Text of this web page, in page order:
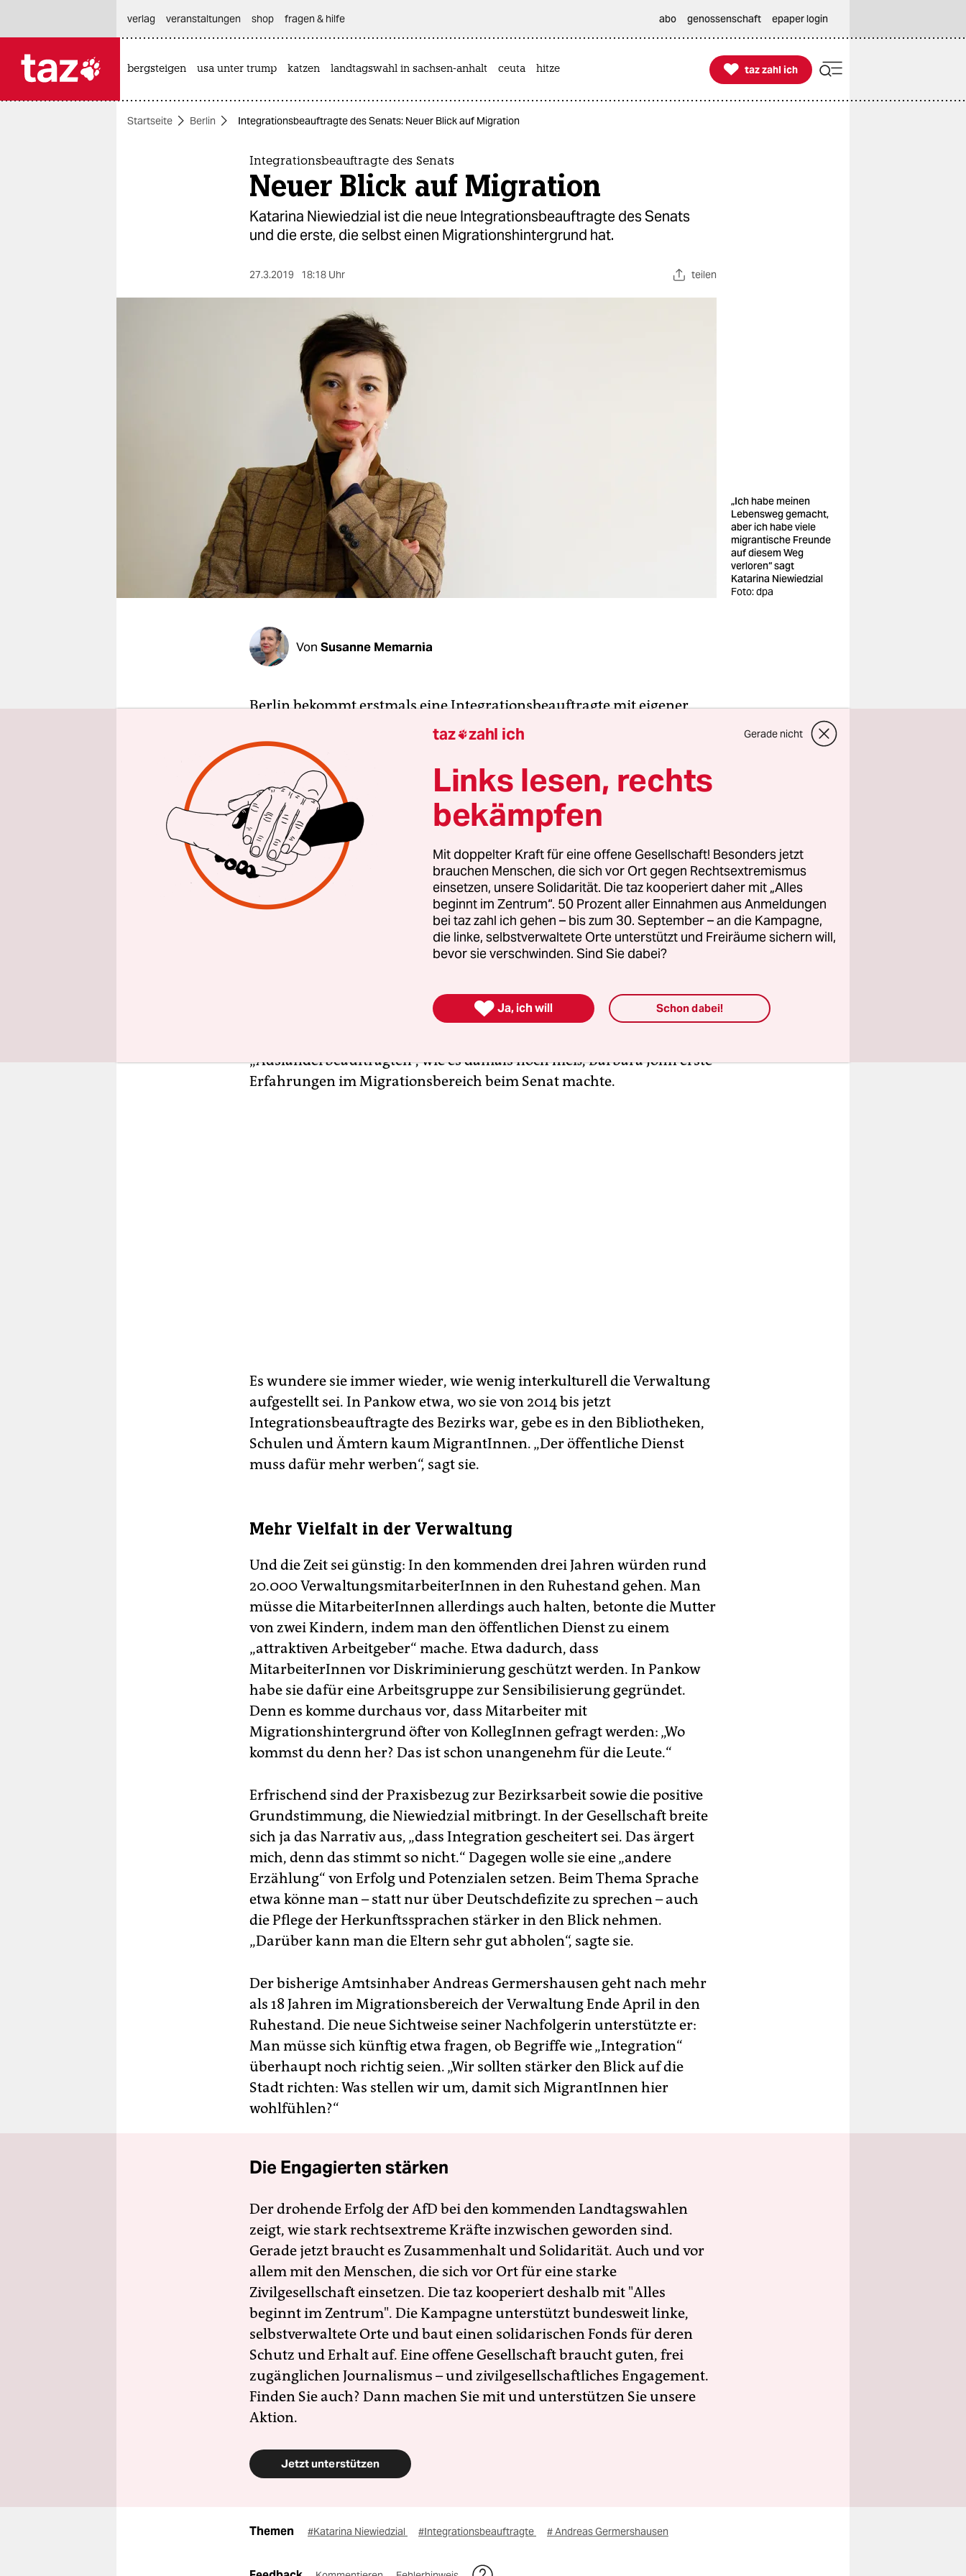
themen
unterstützen
verlag
veranstaltungen shop fragen & hilfe abo genossenschaft epaper login
bergsteigen usa unter trump katzen landtagswahl in sachsen-anhalt ceuta hitze 
taz zahl ich
taz zahl ich
Startseite Berlin Integrationsbeauftragte des Senats: Neuer Blick auf Migration
Integrationsbeauftragte des Senats
Neuer Blick auf Migration
Katarina Niewiedzial ist die neue Integrationsbeauftragte des Senats
und die erste, die selbst einen Migrationshintergrund hat.
27.3.2019 18:18 Uhr teilen
„Ich habe meinen
Lebensweg gemacht,
aber ich habe viele
migrantische Freunde
auf diesem Weg
verloren“ sagt
Katarina Niewiedzial
Foto: dpa
Von Susanne Memarnia
Berlin bekommt erstmals eine Integrationsbeauftragte mit eigener
Migrationsgeschichte. Katarina Niewiedzial ist gebürtige Polin und
kam mit 12 Jahren mit ihrer Familie nach Deutschland. Im
Erstaufnahmelager Friedland, in einer Willkommensklasse und ohne
Deutschkenntnisse habe sie angefangen, erklärte die neu ernannte
Beauftragte des Senats für Integration und Migration am Mittwoch bei
ihrer Vorstellung. „Ich habe meinen Lebensweg gemacht, aber ich habe
viele migrantische Freunde auf diesem Weg verloren.“ Denn Migration
habe in Deutschland „viel mit Glück und Zufall zu tun“, sagte die 41-
Jährige. Die Überzeugung, dass dies nicht so sein sollte, habe sie dazu
gebracht, auf diesem Feld zu arbeiten.
Dass die studierte Politikwissenschaftlerin frischen Wind in die
deutlich. Zum einen wolle sie dafür sorgen, „dass Menschen mit
Migrationshintergrund den öffentlichen Dienst als Arbeitgeber
„Ausländerbeauftragten“, wie es damals noch hieß, Barbara John erste
Erfahrungen im Migrationsbereich beim Senat machte.
Es wundere sie immer wieder, wie wenig interkulturell die Verwaltung
aufgestellt sei. In Pankow etwa, wo sie von 2014 bis jetzt
Integrationsbeauftragte des Bezirks war, gebe es in den Bibliotheken,
Schulen und Ämtern kaum MigrantInnen. „Der öffentliche Dienst
muss dafür mehr werben“, sagt sie.
Mehr Vielfalt in der Verwaltung
Und die Zeit sei günstig: In den kommenden drei Jahren würden rund
20.000 VerwaltungsmitarbeiterInnen in den Ruhestand gehen. Man
müsse die MitarbeiterInnen allerdings auch halten, betonte die Mutter
von zwei Kindern, indem man den öffentlichen Dienst zu einem
„attraktiven Arbeitgeber“ mache. Etwa dadurch, dass
MitarbeiterInnen vor Diskriminierung geschützt werden. In Pankow
habe sie dafür eine Arbeitsgruppe zur Sensibilisierung gegründet.
Denn es komme durchaus vor, dass Mitarbeiter mit
Migrationshintergrund öfter von KollegInnen gefragt werden: „Wo
kommst du denn her? Das ist schon unangenehm für die Leute.“
Erfrischend sind der Praxisbezug zur Bezirksarbeit sowie die positive
Grundstimmung, die Niewiedzial mitbringt. In der Gesellschaft breite
sich ja das Narrativ aus, „dass Integration gescheitert sei. Das ärgert
mich, denn das stimmt so nicht.“ Dagegen wolle sie eine „andere
Erzählung“ von Erfolg und Potenzialen setzen. Beim Thema Sprache
etwa könne man – statt nur über Deutschdefizite zu sprechen – auch
die Pflege der Herkunftssprachen stärker in den Blick nehmen.
„Darüber kann man die Eltern sehr gut abholen“, sagte sie.
Der bisherige Amtsinhaber Andreas Germershausen geht nach mehr
als 18 Jahren im Migrationsbereich der Verwaltung Ende April in den
Ruhestand. Die neue Sichtweise seiner Nachfolgerin unterstützte er:
Man müsse sich künftig etwa fragen, ob Begriffe wie „Integra­tion“
überhaupt noch richtig seien. „Wir sollten stärker den Blick auf die
Stadt richten: Was stellen wir um, damit sich MigrantInnen hier
wohlfühlen?“
Die Engagierten stärken
Der drohende Erfolg der AfD bei den kommenden Landtagswahlen
zeigt, wie stark rechtsextreme Kräfte inzwischen geworden sind.
Gerade jetzt braucht es Zusammenhalt und Solidarität. Auch und vor
allem mit den Menschen, die sich vor Ort für eine starke
Zivilgesellschaft einsetzen. Die taz kooperiert deshalb mit "Alles
beginnt im Zentrum". Die Kampagne unterstützt bundesweit linke,
selbstverwaltete Orte und baut einen solidarischen Fonds für deren
Schutz und Erhalt auf. Eine offene Gesellschaft braucht guten, frei
zugänglichen Journalismus – und zivilgesellschaftliches Engagement.
Finden Sie auch? Dann machen Sie mit und unterstützen Sie unsere
Aktion.
Jetzt unterstützen
Themen #Katarina Niewiedzial #Integrationsbeauftragte # Andreas Germershausen
taz zahl ich Gerade nicht
Links lesen, rechts
bekämpfen
Mit doppelter Kraft für eine offene Gesellschaft! Besonders jetzt
brauchen Menschen, die sich vor Ort gegen Rechtsextremismus
einsetzen, unsere Solidarität. Die taz kooperiert daher mit „Alles
beginnt im Zentrum“. 50 Prozent aller Einnahmen aus Anmeldungen
bei taz zahl ich gehen – bis zum 30. September – an die Kampagne,
die linke, selbstverwaltete Orte unterstützt und Freiräume sichern will,
bevor sie verschwinden. Sind Sie dabei?
 Ja, ich will Schon dabei!